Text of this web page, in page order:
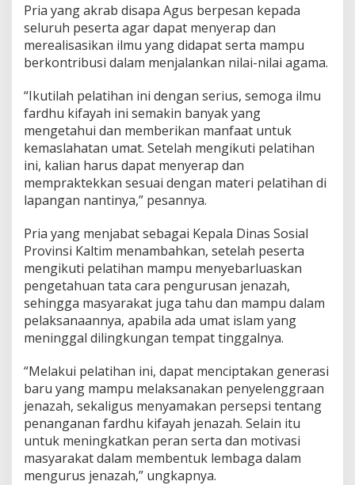
Pria yang akrab disapa Agus berpesan kepada
seluruh peserta agar dapat menyerap dan
merealisasikan ilmu yang didapat serta mampu
berkontribusi dalam menjalankan nilai-nilai agama.
“Ikutilah pelatihan ini dengan serius, semoga ilmu
fardhu kifayah ini semakin banyak yang
mengetahui dan memberikan manfaat untuk
kemaslahatan umat. Setelah mengikuti pelatihan
ini, kalian harus dapat menyerap dan
mempraktekkan sesuai dengan materi pelatihan di
lapangan nantinya,” pesannya.
Pria yang menjabat sebagai Kepala Dinas Sosial
Provinsi Kaltim menambahkan, setelah peserta
mengikuti pelatihan mampu menyebarluaskan
pengetahuan tata cara pengurusan jenazah,
sehingga masyarakat juga tahu dan mampu dalam
pelaksanaannya, apabila ada umat islam yang
meninggal dilingkungan tempat tinggalnya.
“Melakui pelatihan ini, dapat menciptakan generasi
baru yang mampu melaksanakan penyelenggraan
jenazah, sekaligus menyamakan persepsi tentang
penanganan fardhu kifayah jenazah. Selain itu
untuk meningkatkan peran serta dan motivasi
masyarakat dalam membentuk lembaga dalam
mengurus jenazah,” ungkapnya.